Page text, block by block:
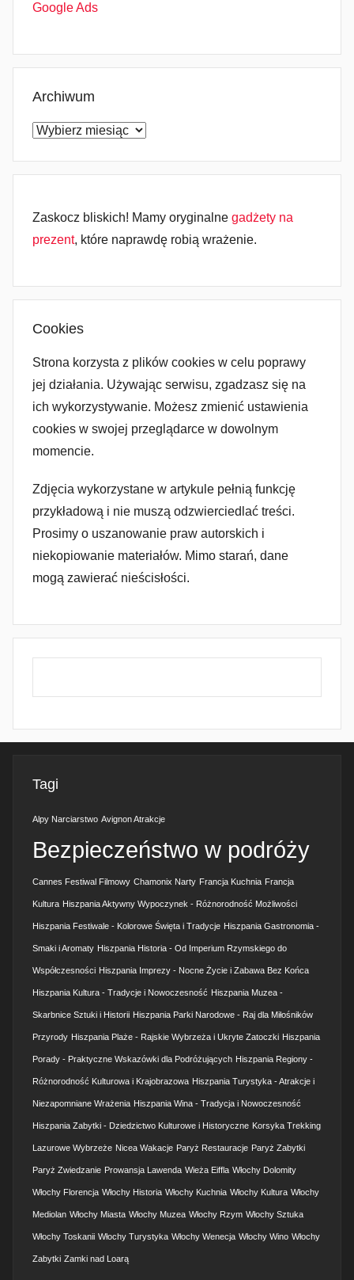
Google Ads
Archiwum
Archiwum
Zaskocz bliskich! Mamy oryginalne gadżety na
prezent, które naprawdę robią wrażenie.
Cookies
Strona korzysta z plików cookies w celu poprawy
jej działania. Używając serwisu, zgadzasz się na
ich wykorzystywanie. Możesz zmienić ustawienia
cookies w swojej przeglądarce w dowolnym
momencie.
Zdjęcia wykorzystane w artykule pełnią funkcję
przykładową i nie muszą odzwierciedlać treści.
Prosimy o uszanowanie praw autorskich i
niekopiowanie materiałów. Mimo starań, dane
mogą zawierać nieścisłości.
Tagi
Alpy Narciarstwo Avignon Atrakcje
Bezpieczeństwo w podróży
Cannes Festiwal Filmowy Chamonix Narty Francja Kuchnia Francja
Kultura Hiszpania Aktywny Wypoczynek - Różnorodność Możliwości
Hiszpania Festiwale - Kolorowe Święta i Tradycje Hiszpania Gastronomia -
Smaki i Aromaty Hiszpania Historia - Od Imperium Rzymskiego do
Współczesności Hiszpania Imprezy - Nocne Życie i Zabawa Bez Końca
Hiszpania Kultura - Tradycje i Nowoczesność Hiszpania Muzea -
Skarbnice Sztuki i Historii Hiszpania Parki Narodowe - Raj dla Miłośników
Przyrody Hiszpania Plaże - Rajskie Wybrzeża i Ukryte Zatoczki Hiszpania
Porady - Praktyczne Wskazówki dla Podróżujących Hiszpania Regiony -
Różnorodność Kulturowa i Krajobrazowa Hiszpania Turystyka - Atrakcje i
Niezapomniane Wrażenia Hiszpania Wina - Tradycja i Nowoczesność
Hiszpania Zabytki - Dziedzictwo Kulturowe i Historyczne Korsyka Trekking
Lazurowe Wybrzeże Nicea Wakacje Paryż Restauracje Paryż Zabytki
Paryż Zwiedzanie Prowansja Lawenda Wieża Eiffla Włochy Dolomity
Włochy Florencja Włochy Historia Włochy Kuchnia Włochy Kultura Włochy
Mediolan Włochy Miasta Włochy Muzea Włochy Rzym Włochy Sztuka
Włochy Toskanii Włochy Turystyka Włochy Wenecja Włochy Wino Włochy
Zabytki Zamki nad Loarą